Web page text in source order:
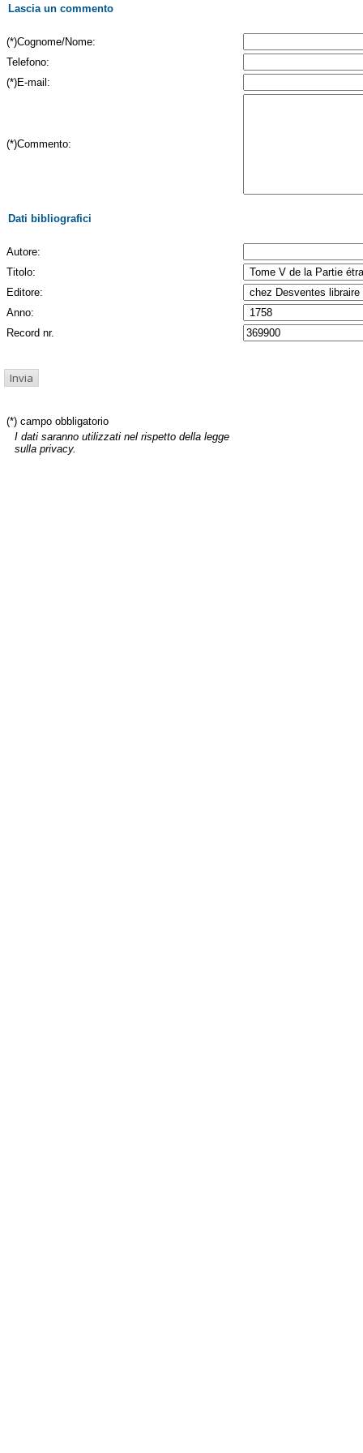
Lascia un commento
(*)Cognome/Nome:
Telefono:
(*)E-mail:
(*)Commento:
Dati bibliografici
Autore:
Titolo:
Editore:
Anno:
Record nr.
(*) campo obbligatorio
I dati saranno utilizzati nel rispetto della legge
sulla privacy.